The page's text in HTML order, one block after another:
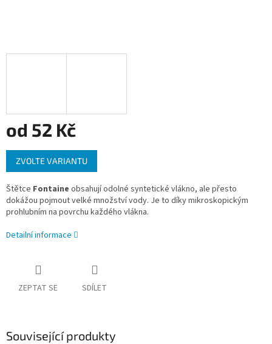
od 52 Kč
Měrná
cena:
ZVOLTE VARIANTU
Štětce Fontaine obsahují odolné syntetické vlákno, ale přesto
dokážou pojmout velké množství vody. Je to díky mikroskopickým
prohlubním na povrchu každého vlákna.
Detailní informace
ZEPTAT SE SDÍLET
Související produkty